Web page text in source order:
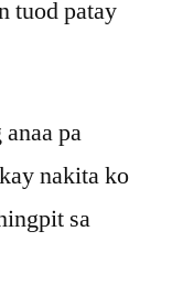
tuod patay
pa
nakita ko
sa